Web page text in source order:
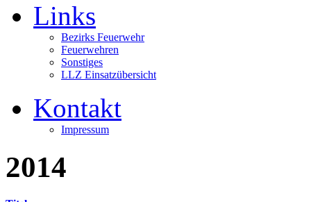
Links
Bezirks Feuerwehr
Feuerwehren
Sonstiges
LLZ Einsatzübersicht
Kontakt
Impressum
2014